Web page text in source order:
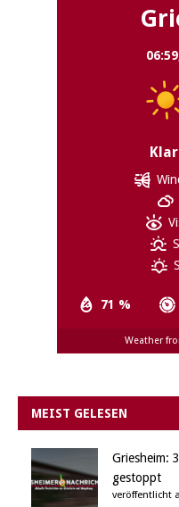
71 %
Weather
MEIST GELESEN
Griesheim:
gestoppt
veröffentlicht